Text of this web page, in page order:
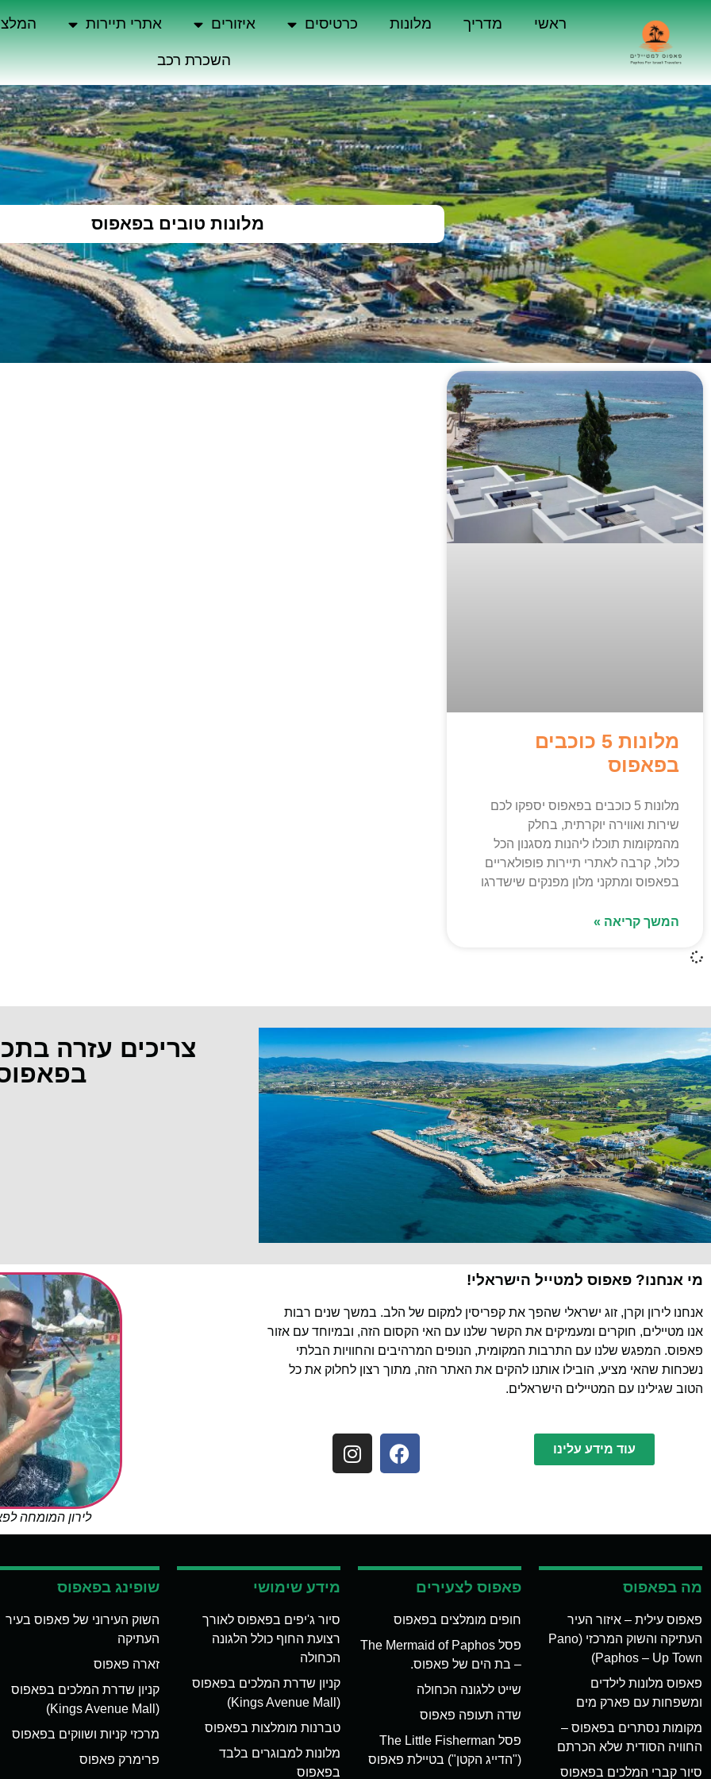
ראשי מדריך מלונות כרטיסים איזורים אתרי תיירות
השכרת רכב
מלונות טובים בפאפוס
מלונות 5 כוכבים
בפאפוס
מלונות 5 כוכבים בפאפוס יספקו לכם
שירות ואווירה יוקרתית, בחלק
מהמקומות תוכלו ליהנות מסגנון הכל
כלול, קרבה לאתרי תיירות פופולאריים
בפאפוס ומתקני מלון מפנקים שישדרגו
המשך קריאה »
צריכים עזרה
מי אנחנו? פאפוס למטייל הישראלי!
אנחנו לירון וקרן, זוג ישראלי שהפך את קפריסין למקום של הלב. במשך שנים רבות
אנו מטיילים, חוקרים ומעמיקים את הקשר שלנו עם האי הקסום הזה, ובמיוחד עם אזור
פאפוס. המפגש שלנו עם התרבות המקומית, הנופים המרהיבים והחוויות הבלתי
נשכחות שהאי מציע, הובילו אותנו להקים את האתר הזה, מתוך רצון לחלוק את כל
הטוב שגילינו עם המטיילים הישראלים.
עוד מידע עלינו
לירון המומחה
מה בפאפוס
פאפוס עילית – איזור העיר
העתיקה והשוק המרכזי (Pano
Paphos – Up Town)
פאפוס מלונות לילדים
ומשפחות עם פארק מים
מקומות נסתרים בפאפוס –
החוויה הסודית שלא הכרתם
סיור קברי המלכים בפאפוס
פאפוס לצעירים
חופים מומלצים בפאפוס
פסל The Mermaid of Paphos
– בת הים של פאפוס.
שייט ללגונה הכחולה
שדה תעופה פאפוס
פסל The Little Fisherman
("הדייג הקטן") בטיילת פאפוס
מידע שימושי
סיור ג'יפים בפאפוס לאורך
רצועת החוף כולל הלגונה
הכחולה
קניון שדרת המלכים בפאפוס
(Kings Avenue Mall)
טברנות מומלצות בפאפוס
מלונות למבוגרים בלבד
בפאפוס
שופינג בפאפוס
השוק העירוני של פאפוס בעיר
העתיקה
זארה פאפוס
קניון שדרת המלכים בפאפוס
(Kings Avenue Mall)
מרכזי קניות ושווקים בפאפוס
פרימרק פאפוס